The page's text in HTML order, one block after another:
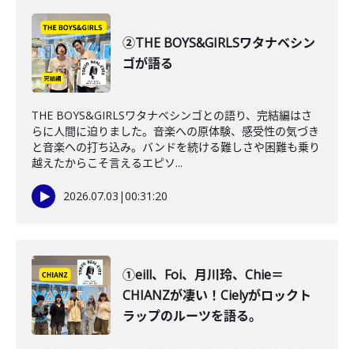
②THE BOYS&GIRLSワタナベシン
ゴが語る
THE BOYS&GIRLSワタナベシンゴとの語り、完結編はさ
らに人間に迫りました。音楽への原体験、感受性の気づき
と音楽への打ち込み。バンドを続ける難しさや困難も乗り
越えたからこそ言えるエピソ...
2026.07.03 |00:31:20
①eill、Foi、月川玲、Chie＝
CHIANZが凄い！Cielyがロックト
ラップのルーツを語る。